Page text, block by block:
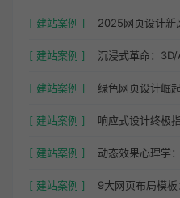
[ 建站案例 ]
[ 建站案例 ] 沉浸式革命：
[ 建站案例 ]
[ 建站案例 ]
[ 建站案例 ]
[ 建站案例 ]